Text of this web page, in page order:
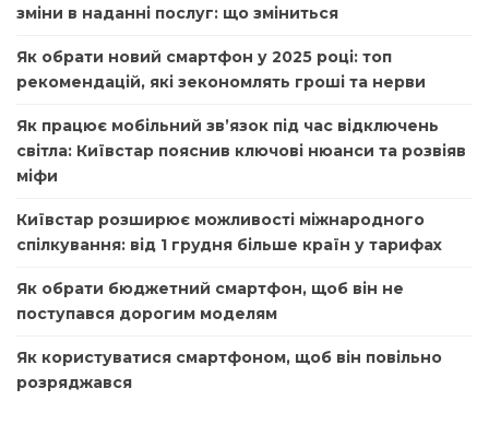
зміни в наданні послуг: що зміниться
Як обрати новий смартфон у 2025 році: топ
рекомендацій, які зекономлять гроші та нерви
Як працює мобільний зв’язок під час відключень
світла: Київстар пояснив ключові нюанси та розвіяв
міфи
Київстар розширює можливості міжнародного
спілкування: від 1 грудня більше країн у тарифах
Як обрати бюджетний смартфон, щоб він не
поступався дорогим моделям
Як користуватися смартфоном, щоб він повільно
розряджався